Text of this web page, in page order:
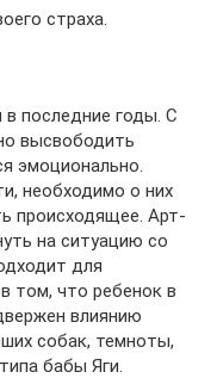
страха.
последние годы. С
высвободить
эмоционально.
необходимо о них
происходящее. Арт-
на ситуацию со
для
том, что ребенок в
влиянию
собак, темноты,
бабы Яги.